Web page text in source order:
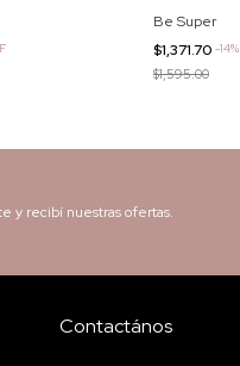
Be Super
$1,371.70 -14%
$1,595.00
y recibí nuestras ofertas.
Contactános